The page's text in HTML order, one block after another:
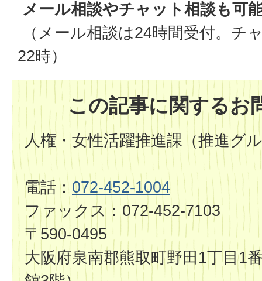
メール相談やチャット相談も可
（メール相談は24時間受付。チ
22時）
この記事に関するお
人権・女性活躍推進課（推進グ
電話： 072-452-1004
ファックス：072-452-7103
〒590-0495
大阪府泉南郡熊取町野田1丁目1